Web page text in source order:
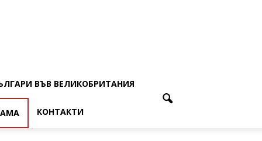
ВЪВ ВЕЛИКОБРИТАНИЯ
КОНТАКТИ